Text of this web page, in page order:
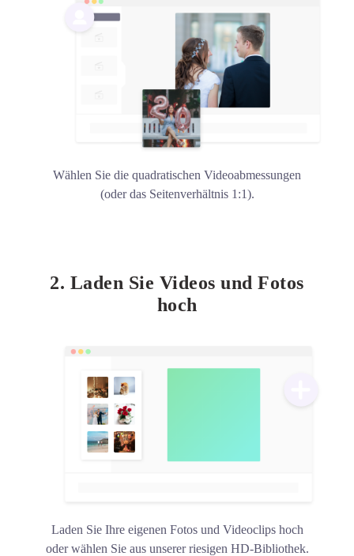
Wählen Sie die quadratischen Videoabmessungen
(oder das Seitenverhältnis 1:1).
2. Laden Sie Videos und Fotos
hoch
Laden Sie Ihre eigenen Fotos und Videoclips hoch
oder wählen Sie aus unserer riesigen HD-Bibliothek.